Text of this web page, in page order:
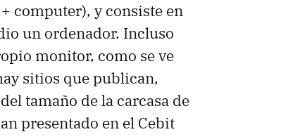
computer), y consiste en
un ordenador. Incluso
monitor, como se ve
sitios que publican,
del tamaño de la carcasa de
presentado en el Cebit